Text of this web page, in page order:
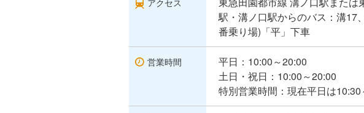
アクセス
駅・溝ノ口駅からのバス：溝17
番乗り場)「平」下車
営業時間
平日：10:00～20:00
土日・祝日：10:00～20:00
特別営業時間：現在平日は